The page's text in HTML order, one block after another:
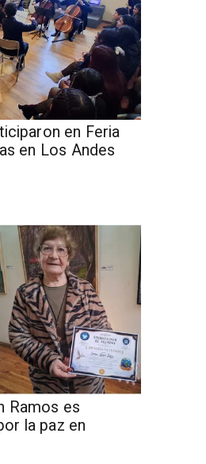
en Feria
en Los Andes
Ramos es
la paz en